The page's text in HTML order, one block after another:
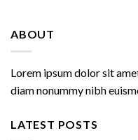
ABOUT
Lorem ipsum dolor sit
diam nonummy nibh
LATEST POSTS